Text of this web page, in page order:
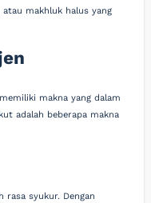
makhluk halus yang
makna yang dalam
adalah beberapa makna
rasa syukur. Dengan